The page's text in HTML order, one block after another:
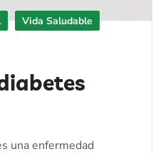
Vida Saludable
una enfermedad